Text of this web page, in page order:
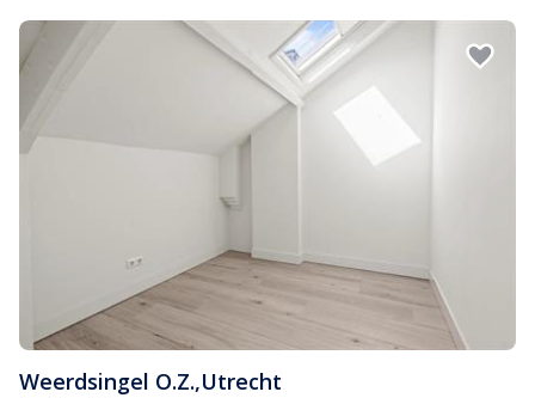
Weerdsingel O.Z.,Utrecht